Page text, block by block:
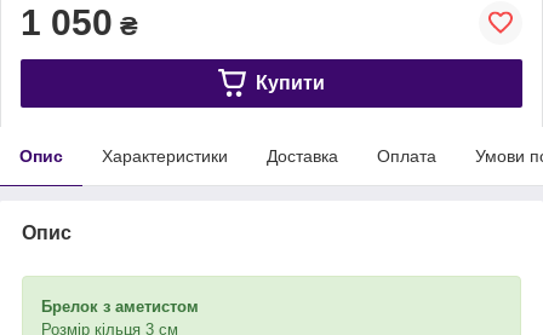
1 050 ₴
Купити
Опис Характеристики Доставка Оплата Умови
Опис
Брелок з аметистом
Розмір кільця 3 см